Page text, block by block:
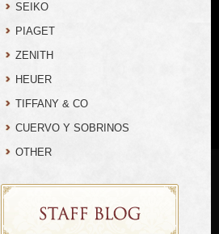
SEIKO
PIAGET
ZENITH
HEUER
TIFFANY & CO
CUERVO Y SOBRINOS
OTHER